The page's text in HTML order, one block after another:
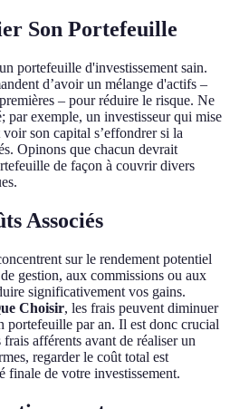
Son Portefeuille
portefeuille d'investissement sain.
d’avoir un mélange d'actifs –
– pour réduire le risque. Ne
par exemple, un investisseur qui mise
son capital s’effondrer si la
Opinons que chacun devrait
de façon à couvrir divers
Associés
sur le rendement potentiel
gestion, aux commissions ou aux
significativement vos gains.
Choisir, les frais peuvent diminuer
portefeuille par an. Il est donc crucial
afférents avant de réaliser un
regarder le coût total est
finale de votre investissement.